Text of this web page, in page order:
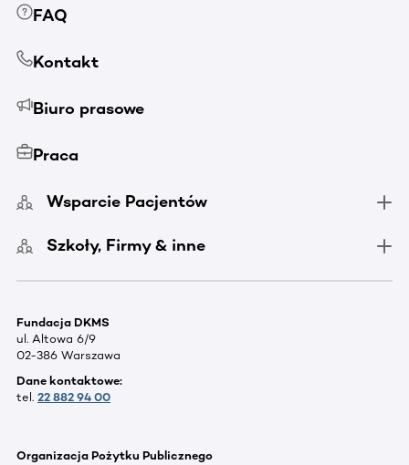
FAQ
Kontakt
Biuro prasowe
Praca
Wsparcie Pacjentów
Szkoły, Firmy & inne
Fundacja DKMS
ul. Altowa 6/9
02-386 Warszawa
Dane kontaktowe:
tel. 22 882 94 00
Organizacja Pożytku Publicznego